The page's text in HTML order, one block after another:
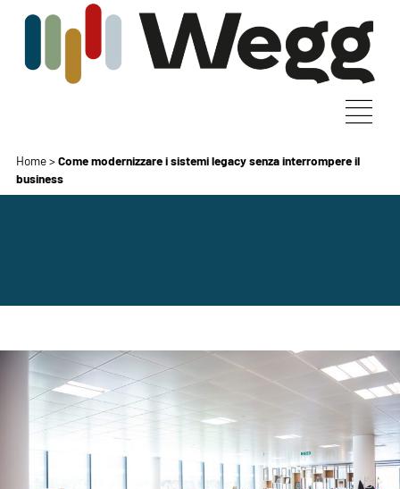
Home>Come modernizzare i sistemi legacy senza interrompere il
business